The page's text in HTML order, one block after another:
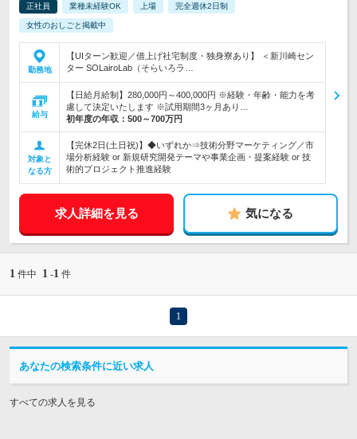
正社員 業種未経験OK 上場 完全週休2日制
女性のおしごと掲載中
勤務地
【UIターン歓迎／借上げ社宅制度・独身寮あり】 ＜新川崎セン
ター SOLairoLab（そらいろラ…
給与
【日給月給制】280,000円～400,000円 ※経験・年齢・能力を考
慮して決定いたします ※試用期間3ヶ月あり…
初年度の年収： 500～700万円
対象と
なる方
【完休2日(土日祝)】◆いずれか⇒技術分野マーケティング／市
場分析経験 or 新規研究開発テーマや事業企画・提案経験 or 技
術的プロジェクト推進経験
求人詳細を見る 気になる
1 件中 1 -1 件
1
あなたの検索条件に近い求人
すべての求人を見る